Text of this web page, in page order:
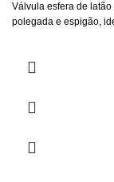
Válvula esfera de
polegada e espigão,